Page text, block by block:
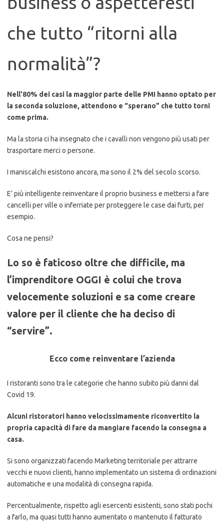
che tutto “ritorni alla
normalità”?
Nell’80% dei casi la maggior parte delle PMI hanno optato per
la seconda soluzione, attendono e “sperano” che tutto torni
come prima.
Ma la storia ci ha insegnato che i cavalli non vengono più usati per
trasportare merci o persone.
I maniscalchi esistono ancora, ma sono il 2% del secolo scorso.
E’ più intelligente reinventare il proprio business e mettersi a fare
cancelli per ville o inferriate per proteggere le case dai furti, per
esempio.
Cosa ne pensi?
Lo so è faticoso oltre che difficile, ma
l’imprenditore OGGI è colui che trova
velocemente soluzioni e sa come creare
valore per il cliente che ha deciso di
“servire”.
Ecco come reinventare l’azienda
I ristoranti sono tra le categorie che hanno subito più danni dal
Covid 19.
Alcuni ristoratori hanno velocissimamente riconvertito la
propria capacità di fare da mangiare facendo la consegna a
casa.
Si sono organizzati facendo Marketing territoriale per attrarre
vecchi e nuovi clienti, hanno implementato un sistema di ordinazioni
automatiche e una modalità di consegna rapida.
Percentualmente, rispetto agli esercenti esistenti, sono stati pochi
a farlo, ma quasi tutti hanno aumentato o mantenuto il fatturato